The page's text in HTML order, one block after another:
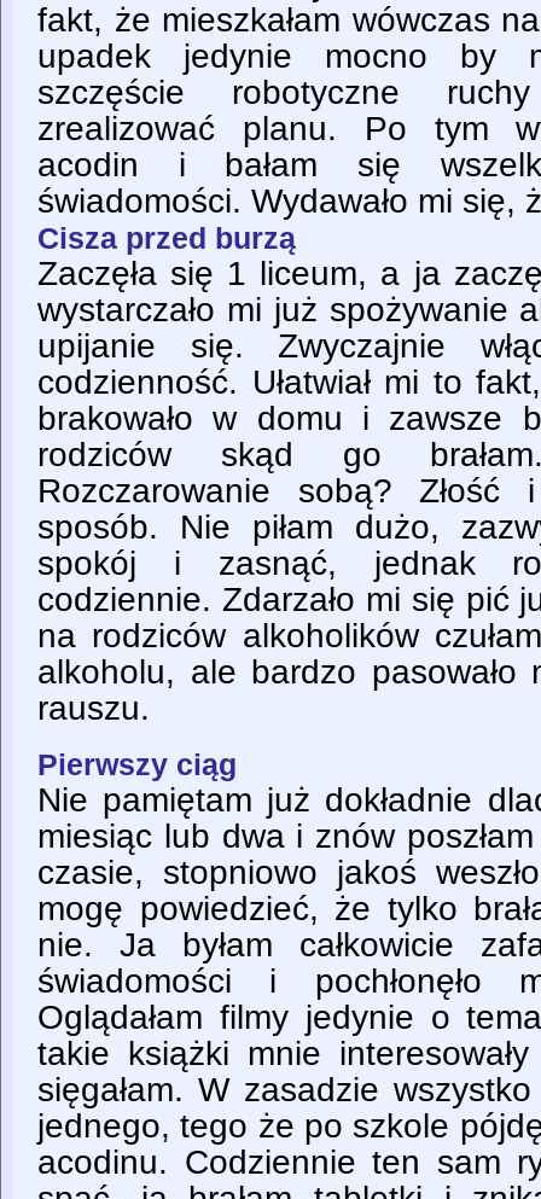
fakt, że mieszkałam wówczas
upadek jedynie mocno by
szczęście robotyczne
zrealizować planu. Po tym
acodin i bałam się
świadomości. Wydawało mi się,
Cisza przed burzą
Zaczęła się 1 liceum, a ja
wystarczało mi już spożywanie
upijanie się. Zwyczajnie
codzienność. Ułatwiał mi to
brakowało w domu i zawsze
rodziców skąd go
Rozczarowanie sobą?
sposób. Nie piłam dużo,
spokój i zasnąć, jednak
codziennie. Zdarzało mi się pić
na rodziców alkoholików
alkoholu, ale bardzo pasowało
rauszu.
Pierwszy ciąg
Nie pamiętam już dokładnie
miesiąc lub dwa i znów
czasie, stopniowo jakoś
mogę powiedzieć, że tylko
nie. Ja byłam całkowicie
świadomości i
Oglądałam filmy jedynie o
takie książki mnie
sięgałam. W zasadzie
jednego, tego że po szkole
acodinu. Codziennie ten sam